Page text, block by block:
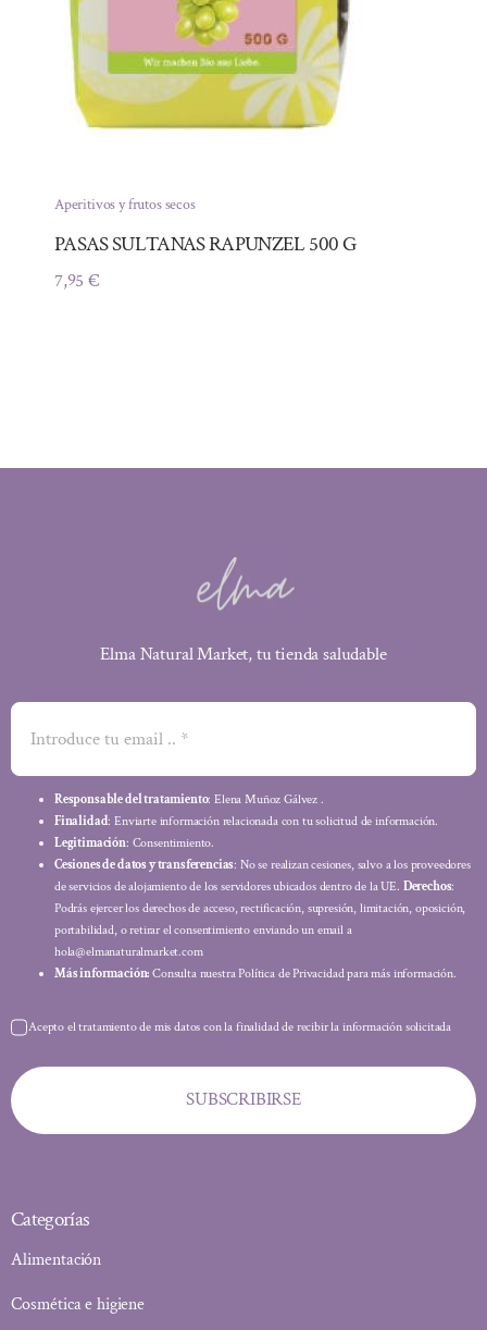
Aperitivos y frutos secos
PASAS SULTANAS RAPUNZEL 500 G
7,95€
Elma Natural Market, tu tienda saludable
Responsable del tratamiento: Elena Muñoz Gálvez .
Finalidad: Enviarte información relacionada con tu solicitud de información.
Legitimación: Consentimiento.
Cesiones de datos y transferencias: No se realizan cesiones, salvo a los proveedores
de servicios de alojamiento de los servidores ubicados dentro de la UE. Derechos:
Podrás ejercer los derechos de acceso, rectificación, supresión, limitación, oposición,
portabilidad, o retirar el consentimiento enviando un email a
hola@elmanaturalmarket.com
Más información: Consulta nuestra Política de Privacidad para más información.
Acepto el tratamiento de mis datos con la finalidad de recibir la información solicitada
SUBSCRIBIRSE
Categorías
Alimentación
Cosmética e higiene